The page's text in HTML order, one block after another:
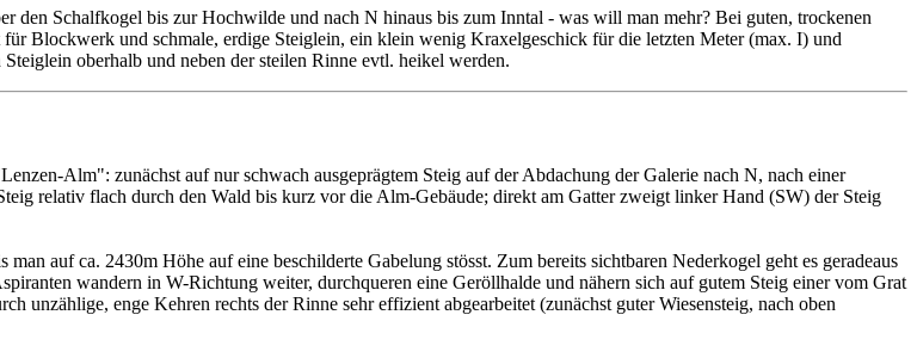
den Schalfkogel bis zur Hochwilde und nach N hinaus bis zum Inntal - was will man mehr? Bei guten, trockenen
Blockwerk und schmale, erdige Steiglein, ein klein wenig Kraxelgeschick für die letzten Meter (max. I) und
oberhalb und neben der steilen Rinne evtl. heikel werden.
Alm": zunächst auf nur schwach ausgeprägtem Steig auf der Abdachung der Galerie nach N, nach einer
relativ flach durch den Wald bis kurz vor die Alm-Gebäude; direkt am Gatter zweigt linker Hand (SW) der Steig
auf ca. 2430m Höhe auf eine beschilderte Gabelung stösst. Zum bereits sichtbaren Nederkogel geht es geradeaus
wandern in W-Richtung weiter, durchqueren eine Geröllhalde und nähern sich auf gutem Steig einer vom Grat
unzählige, enge Kehren rechts der Rinne sehr effizient abgearbeitet (zunächst guter Wiesensteig, nach oben